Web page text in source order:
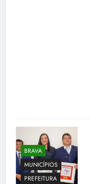
BRAVA
MUNICÍPIOS
PREFEITURA